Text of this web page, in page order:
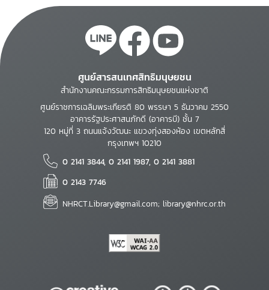
ศูนย์สารสนเทศสิทธิมนุษยชน
สำนักงานคณะกรรมการสิทธิมนุษยชนแห่งชาติ
ศูนย์ราชการเฉลิมพระเกียรติ 80 พรรษา 5 ธันวาคม 2550
อาคารรัฐประศาสนภักดี (อาคารบี) ชั้น 7
120 หมู่ที่ 3 ถนนแจ้งวัฒนะ แขวงทุ่งสองห้อง เขตหลักสี่
กรุงเทพฯ 10210
0 2141 3844, 0 2141 1987, 0 2141 3881
0 2143 7746
NHRCT.Library@gmail.com; library@nhrc.or.th